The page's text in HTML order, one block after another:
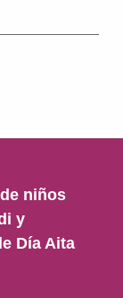
niños
y
Día Aita